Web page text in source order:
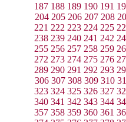
187 188 189 190 191
204 205 206 207 208
221 222 223 224 225
238 239 240 241 242
255 256 257 258 259
272 273 274 275 276
289 290 291 292 293
306 307 308 309 310
323 324 325 326 327
340 341 342 343 344
357 358 359 360 361